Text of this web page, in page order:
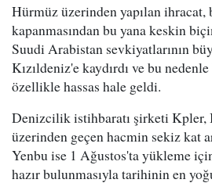
Hürmüz üzerinden yapılan ihracat,
kapanmasından bu yana keskin
Suudi Arabistan sevkiyatlarının
Kızıldeniz'e kaydırdı ve bu
özellikle hassas hale geldi.
Denizcilik istihbaratı şirketi Kpler,
üzerinden geçen hacmin sekiz kat
Yenbu ise 1 Ağustos'ta yükleme
hazır bulunmasıyla tarihinin en